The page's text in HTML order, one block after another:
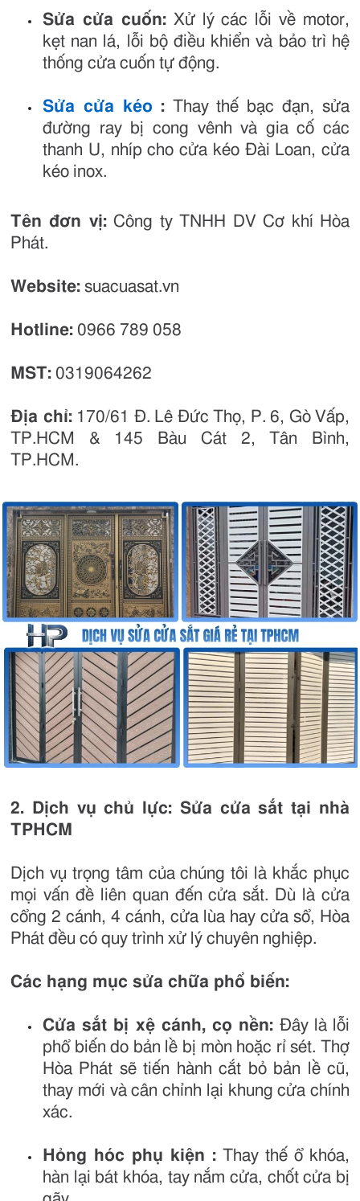
Sửa cửa cuốn:Xử lý các lỗi về motor,
kẹt nan lá, lỗi bộ điều khiển và bảo trì hệ
thống cửa cuốn tự động.
Sửa cửa kéo :Thay thế bạc đạn, sửa
đường ray bị cong vênh và gia cố các
thanh U, nhíp cho cửa kéo Đài Loan, cửa
kéo inox.
Tên đơn vị:Công ty TNHH DV Cơ khí Hòa
Phát.
Website: suacuasat.vn
Hotline: 0966 789 058
MST: 0319064262
Địa chỉ:170/61 Đ. Lê Đức Thọ, P. 6, Gò Vấp,
TP.HCM & 145 Bàu Cát 2, Tân Bình,
TP.HCM.
2. Dịch vụ chủ lực: Sửa cửa sắt tại nhà
TPHCM
Dịch vụ trọng tâm của chúng tôi là khắc phục
mọi vấn đề liên quan đến cửa sắt. Dù là cửa
cổng 2 cánh, 4 cánh, cửa lùa hay cửa sổ, Hòa
Phát đều có quy trình xử lý chuyên nghiệp.
Các hạng mục sửa chữa phổ biến:
Cửa sắt bị xệ cánh, cọ nền: Đây là lỗi
phổ biến do bản lề bị mòn hoặc rỉ sét. Thợ
Hòa Phát sẽ tiến hành cắt bỏ bản lề cũ,
thay mới và cân chỉnh lại khung cửa chính
xác.
Hỏng hóc phụ kiện :Thay thế ổ khóa,
hàn lại bát khóa, tay nắm cửa, chốt cửa bị